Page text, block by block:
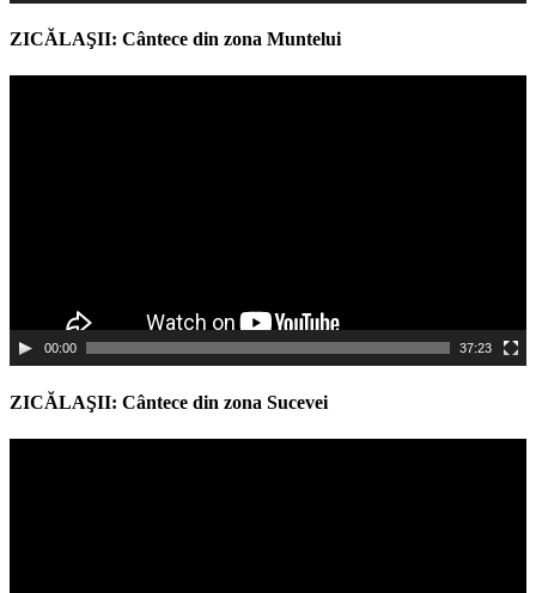
ZICĂLAŞII: Cântece din zona Muntelui
00:00 37:23
ZICĂLAŞII: Cântece din zona Sucevei